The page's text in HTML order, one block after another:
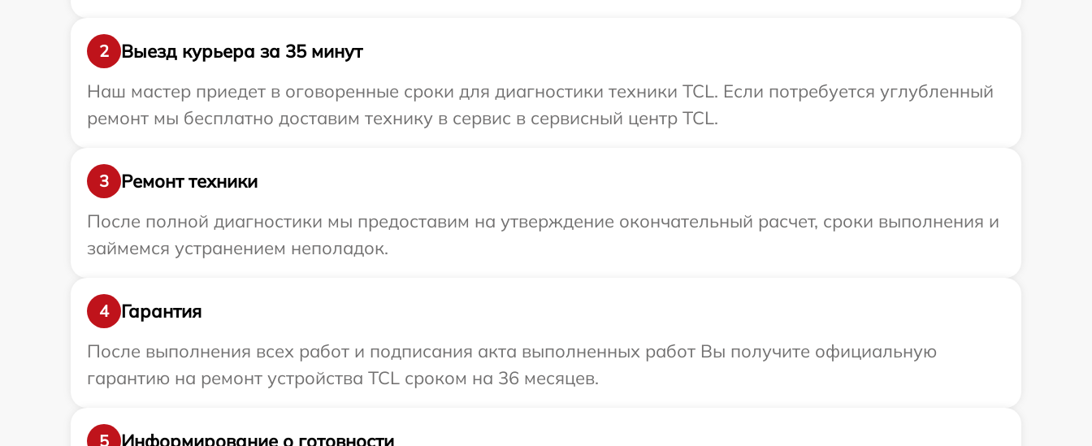
2
Выезд курьера за 35 минут
Наш мастер приедет в оговоренные сроки для диагностики техники TCL. Если потребуется углубленный
ремонт мы бесплатно доставим технику в сервис в сервисный центр TCL.
3
Ремонт техники
После полной диагностики мы предоставим на утверждение окончательный расчет, сроки выполнения и
займемся устранением неполадок.
4
Гарантия
После выполнения всех работ и подписания акта выполненных работ Вы получите официальную
гарантию на ремонт устройства TCL сроком на 36 месяцев.
5
Информирование о готовности